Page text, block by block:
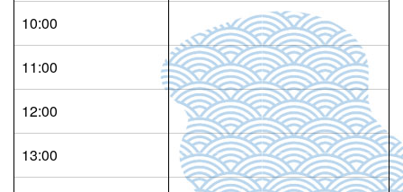
10:00
11:00
12:00
13:00